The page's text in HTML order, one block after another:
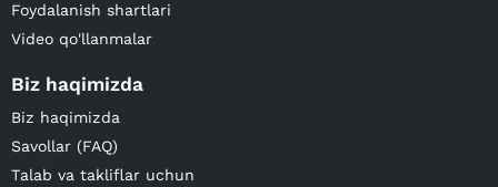
Foydalanish shartlari
Video qo'llanmalar
Biz haqimizda
Biz haqimizda
Savollar (FAQ)
Talab va takliflar uchun